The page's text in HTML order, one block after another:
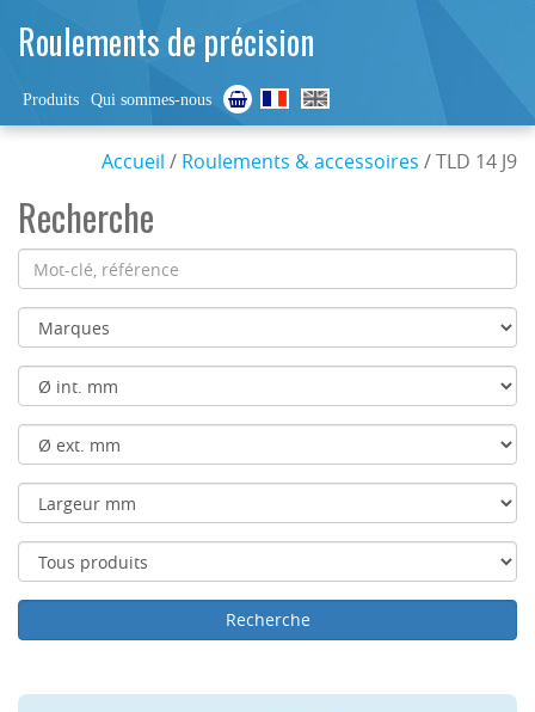
Roulements de précision
Produits Qui sommes-nous
Accueil / Roulements & accessoires / TLD 14 J9
Recherche